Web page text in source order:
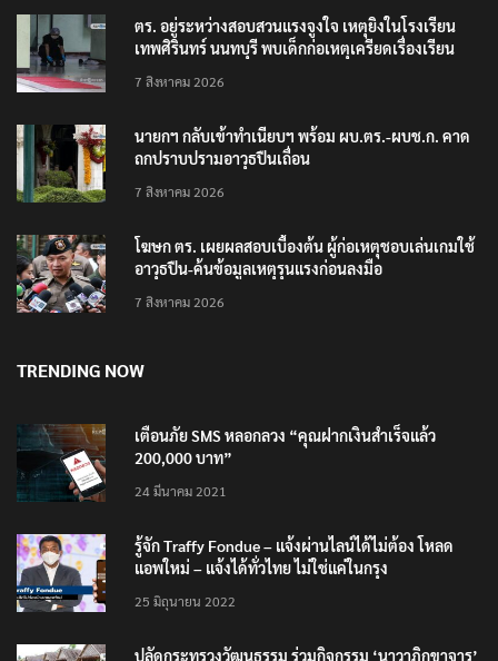
ตร. อยู่ระหว่างสอบสวนแรงจูงใจ เหตุยิงในโรงเรียน
เทพศิรินทร์ นนทบุรี พบเด็กก่อเหตุเครียดเรื่องเรียน
7 สิงหาคม 2026
นายกฯ กลับเข้าทำเนียบฯ พร้อม ผบ.ตร.-ผบช.ก. คาด
ถกปราบปรามอาวุธปืนเถื่อน
7 สิงหาคม 2026
โฆษก ตร. เผยผลสอบเบื้องต้น ผู้ก่อเหตุชอบเล่นเกมใช้
อาวุธปืน-ค้นข้อมูลเหตุรุนแรงก่อนลงมือ
7 สิงหาคม 2026
TRENDING NOW
เตือนภัย SMS หลอกลวง “คุณฝากเงินสำเร็จแล้ว
200,000 บาท”
24 มีนาคม 2021
รู้จัก Traffy Fondue – แจ้งผ่านไลน์ได้ไม่ต้อง โหลด
แอพใหม่ – แจ้งได้ทั่วไทย ไม่ใช่แค่ในกรุง
25 มิถุนายน 2022
ปลัดกระทรวงวัฒนธรรม ร่วมกิจกรรม ‘นาวาภิกขาจาร’